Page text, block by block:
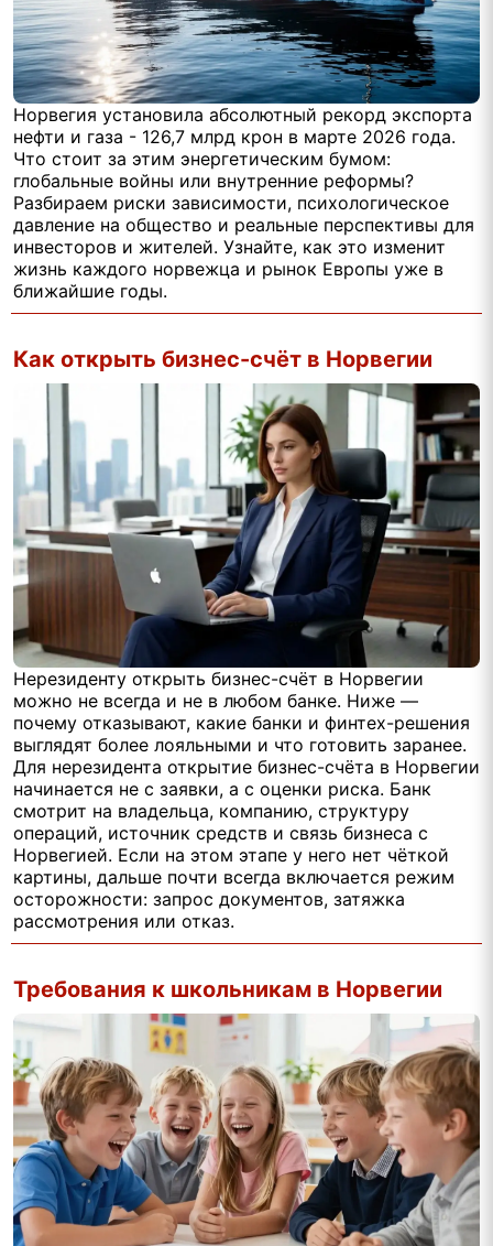
Норвегия установила абсолютный рекорд экспорта
нефти и газа - 126,7 млрд крон в марте 2026 года.
Что стоит за этим энергетическим бумом:
глобальные войны или внутренние реформы?
Разбираем риски зависимости, психологическое
давление на общество и реальные перспективы для
инвесторов и жителей. Узнайте, как это изменит
жизнь каждого норвежца и рынок Европы уже в
ближайшие годы.
Как открыть бизнес-счёт в Норвегии
Нерезиденту открыть бизнес-счёт в Норвегии
можно не всегда и не в любом банке. Ниже —
почему отказывают, какие банки и финтех-решения
выглядят более лояльными и что готовить заранее.
Для нерезидента открытие бизнес-счёта в Норвегии
начинается не с заявки, а с оценки риска. Банк
смотрит на владельца, компанию, структуру
операций, источник средств и связь бизнеса с
Норвегией. Если на этом этапе у него нет чёткой
картины, дальше почти всегда включается режим
осторожности: запрос документов, затяжка
рассмотрения или отказ.
Требования к школьникам в Норвегии